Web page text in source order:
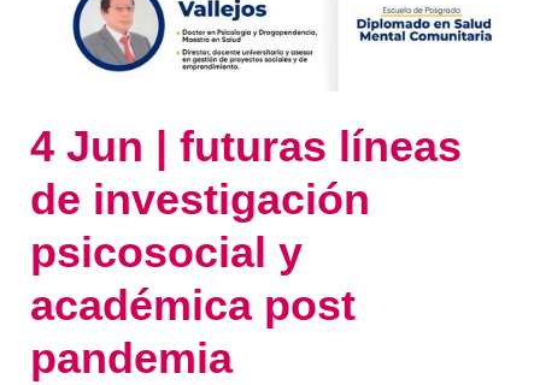
4 Jun | futuras líneas
de investigación
psicosocial y
académica post
pandemia